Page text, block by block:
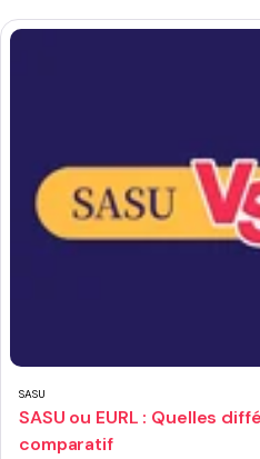
SASU
SASU ou EURL : Quelles
comparatif